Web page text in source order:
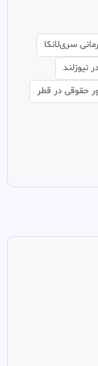
سری‌لانکا
نیوزلند
حقوقی در قطر